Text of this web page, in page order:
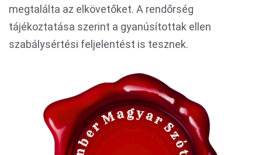
megtalálta az elkövetőket. A rendőrség
tájékoztatása szerint a gyanúsítottak ellen
szabálysértési feljelentést is tesznek.